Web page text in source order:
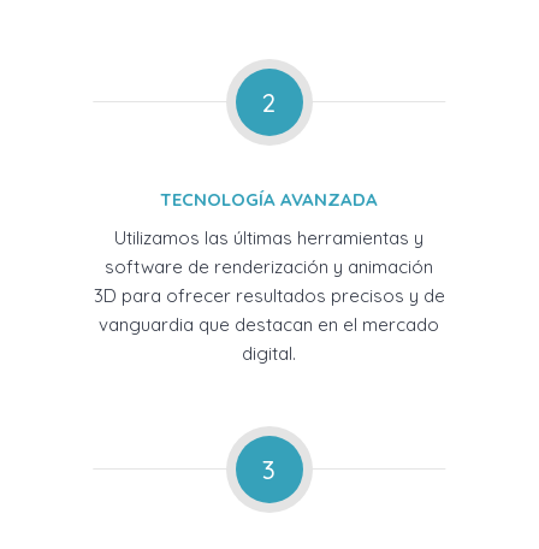
2
TECNOLOGÍA AVANZADA
Utilizamos las últimas herramientas y
software de renderización y animación
3D para ofrecer resultados precisos y de
vanguardia que destacan en el mercado
digital.
3